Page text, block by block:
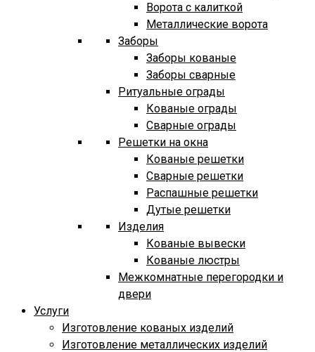
Ворота с калиткой
Металлические ворота
Заборы
Заборы кованые
Заборы сварные
Ритуальные ограды
Кованые ограды
Сварные ограды
Решетки на окна
Кованые решетки
Сварные решетки
Распашные решетки
Дутые решетки
Изделия
Кованые вывески
Кованые люстры
Межкомнатные перегородки и
двери
Услуги
Изготовление кованых изделий
Изготовление металлических изделий